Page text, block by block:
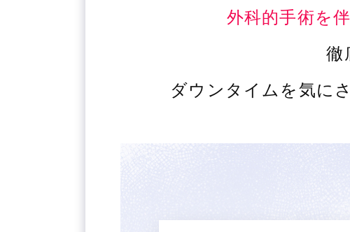
外科的手術を
徹
ダウンタイムを気に